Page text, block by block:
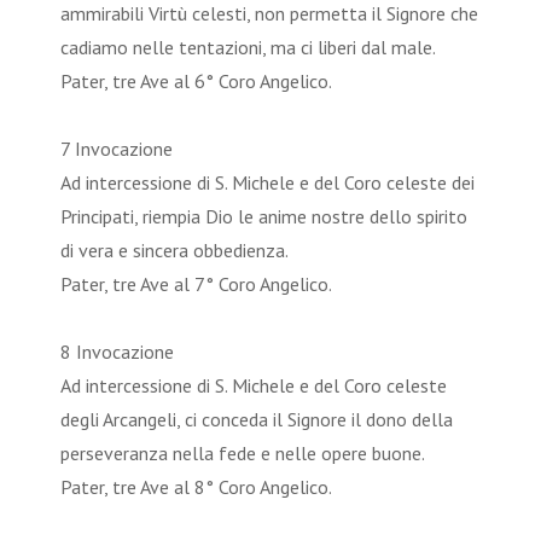
ammirabili Virtù celesti, non permetta il Signore che
cadiamo nelle tentazioni, ma ci liberi dal male.
Pater, tre Ave al 6° Coro Angelico.
7 Invocazione
Ad intercessione di S. Michele e del Coro celeste dei
Principati, riempia Dio le anime nostre dello spirito
di vera e sincera obbedienza.
Pater, tre Ave al 7° Coro Angelico.
8 Invocazione
Ad intercessione di S. Michele e del Coro celeste
degli Arcangeli, ci conceda il Signore il dono della
perseveranza nella fede e nelle opere buone.
Pater, tre Ave al 8° Coro Angelico.